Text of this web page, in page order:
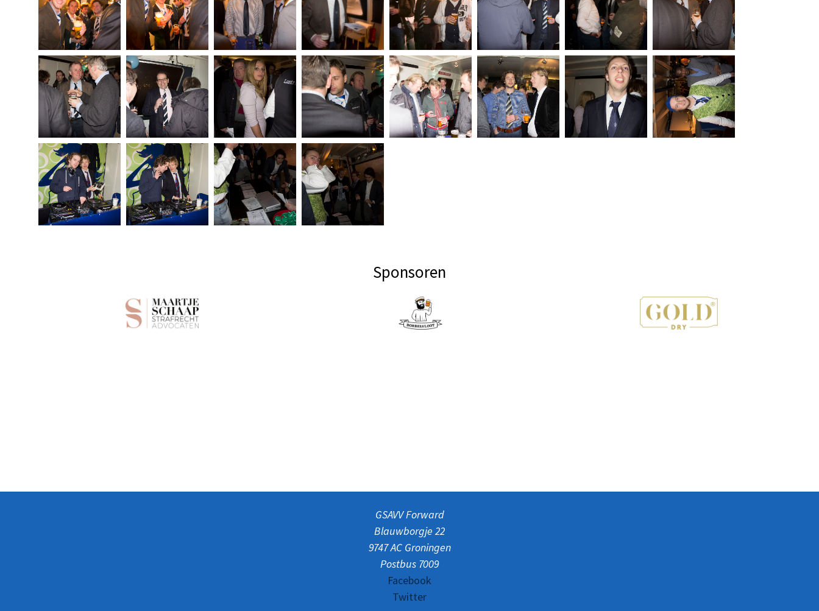
Sponsoren
GSAVV Forward
Blauwborgje 22
9747 AC Groningen
Postbus 7009
Facebook
Twitter